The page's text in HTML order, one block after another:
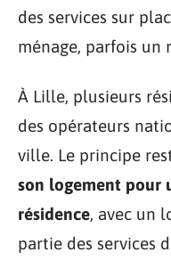
des services sur
ménage, parfois
À Lille, plusieurs
des opérateurs
ville. Le principe
son logement pour
résidence, avec un
partie des services